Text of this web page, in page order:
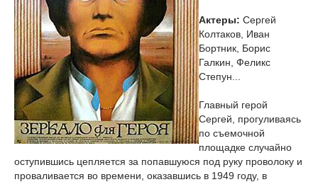
Актеры: Сергей
Колтаков, Иван
Бортник, Борис
Галкин, Феликс
Степун...
Главный герой
Сергей, прогуливаясь
по съемочной
площадке случайно
оступившись цепляется за попавшуюся под руку проволоку и
проваливается во времени, оказавшись в 1949 году, в